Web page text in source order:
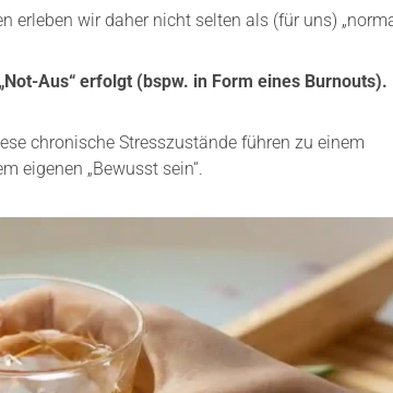
erleben wir daher nicht selten als (für uns)
Aus“ erfolgt (bspw. in Form eines Burnouts).
chronische Stresszustände führen zu einem
eigenen „Bewusst sein“.